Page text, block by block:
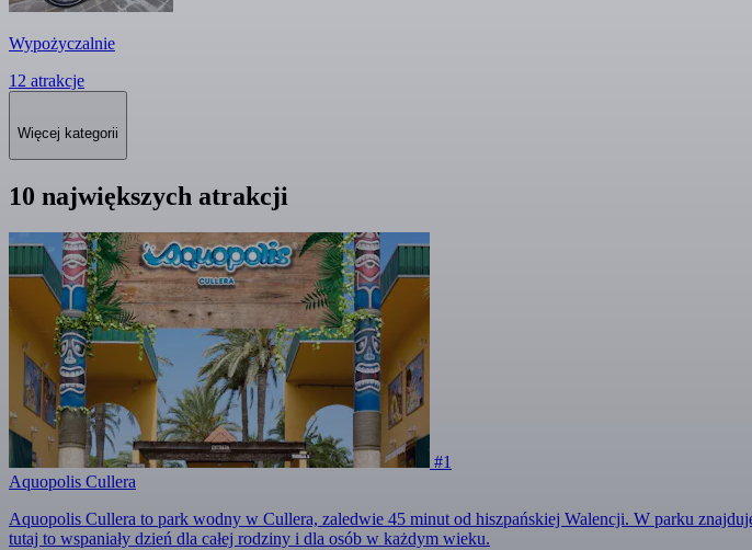
Wypożyczalnie
12 atrakcje
Więcej kategorii
10 największych atrakcji
#1
Aquopolis Cullera
Aquopolis Cullera to park wodny w Cullera, zaledwie 45 minut od hiszpańskiej Walencji. W parku
tutaj to wspaniały dzień dla całej rodziny i dla osób w każdym wieku.